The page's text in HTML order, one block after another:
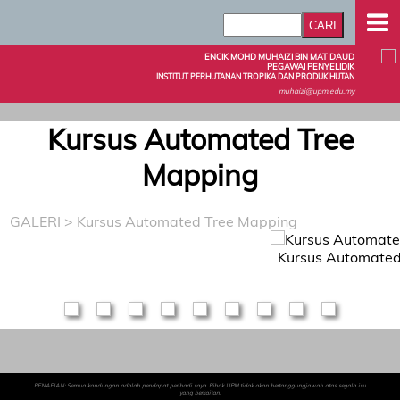
ENCIK MOHD MUHAIZI BIN MAT DAUD
PEGAWAI PENYELIDIK
INSTITUT PERHUTANAN TROPIKA DAN PRODUK HUTAN
muhaizi@upm.edu.my
Kursus Automated Tree
Mapping
GALERI > Kursus Automated Tree Mapping
Kursus
PENAFIAN: Semua kandungan adalah pendapat peribadi saya. Pihak UPM tidak akan bertanggungjawab atas segala isu
yang berkaitan.